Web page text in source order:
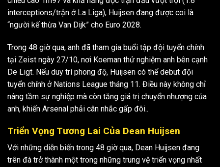
interceptions/trận ở La Liga), Huijsen đang được coi là
“người kế thừa Van Dijk” cho Euro 2028.
Trong 48 giờ qua, anh đã tham gia buổi tập đội tuyển chính
tại Zeist ngày 27/10, nơi Koeman thử nghiệm anh bên cạnh
De Ligt. Nếu duy trì phong độ, Huijsen có thể debut đội
tuyển chính ở Nations League tháng 11. Điều này không chỉ
nâng tầm sự nghiệp mà còn tăng giá trị chuyển nhượng của
anh, khiến Arsenal phải cân nhắc gấp đôi..
Triển Vọng Tương Lai Của Dean Huijsen
Với những diễn biến trong 48 giờ qua, Dean Huijsen đang
trên đà trở thành một trong những trung vệ triển vọng nhất